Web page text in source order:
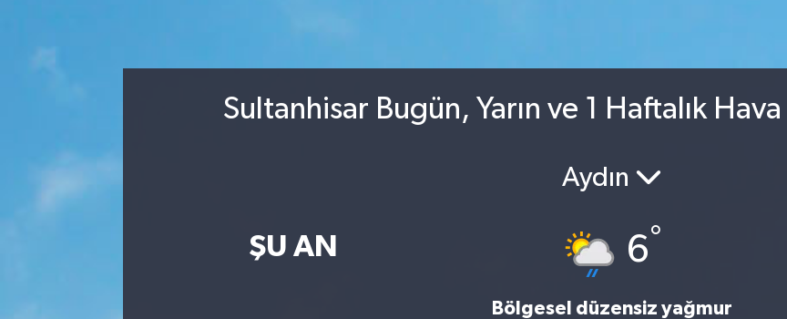
Sultanhisar Bugün, Yarın ve 1 Haftalık
ŞU AN
Aydın
6°
Bölgesel düzensiz yağmur
Son Dakika Haberleri